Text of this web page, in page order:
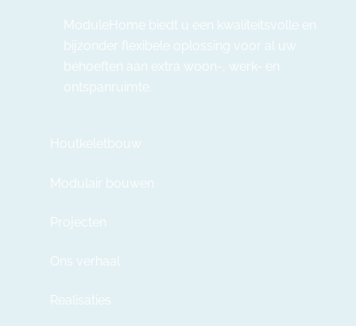
ModuleHome biedt u een kwaliteitsvolle en
bijzonder flexibele oplossing voor al uw
behoeften aan extra woon-, werk- en
ontspanruimte.
Houtkeletbouw
Modulair bouwen
Projecten
Ons verhaal
Realisaties